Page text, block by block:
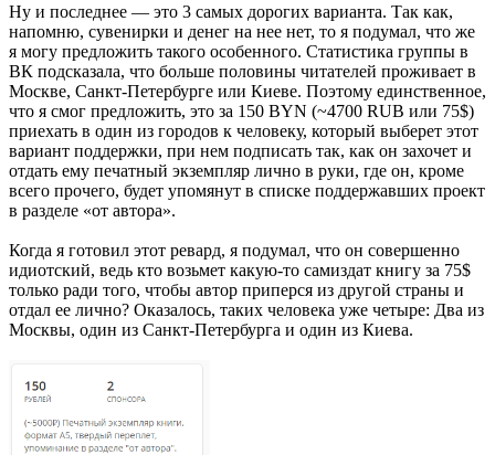
Ну и последнее — это 3 самых дорогих варианта. Так как,
напомню, сувенирки и денег на нее нет, то я подумал, что же
я могу предложить такого особенного. Статистика группы в
ВК подсказала, что больше половины читателей проживает в
Москве, Санкт-Петербурге или Киеве. Поэтому единственное,
что я смог предложить, это за 150 BYN (~4700 RUB или 75$)
приехать в один из городов к человеку, который выберет этот
вариант поддержки, при нем подписать так, как он захочет и
отдать ему печатный экземпляр лично в руки, где он, кроме
всего прочего, будет упомянут в списке поддержавших проект
в разделе «от автора».
Когда я готовил этот ревард, я подумал, что он совершенно
идиотский, ведь кто возьмет какую-то самиздат книгу за 75$
только ради того, чтобы автор приперся из другой страны и
отдал ее лично? Оказалось, таких человека уже четыре: Два из
Москвы, один из Санкт-Петербурга и один из Киева.